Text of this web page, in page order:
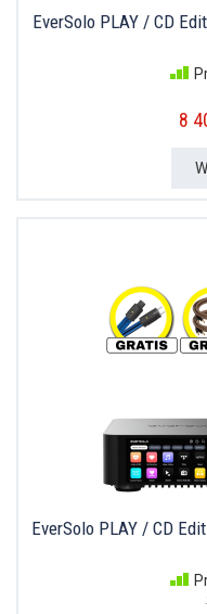
EverSolo PLAY / CD
8
EverSolo PLAY / CD